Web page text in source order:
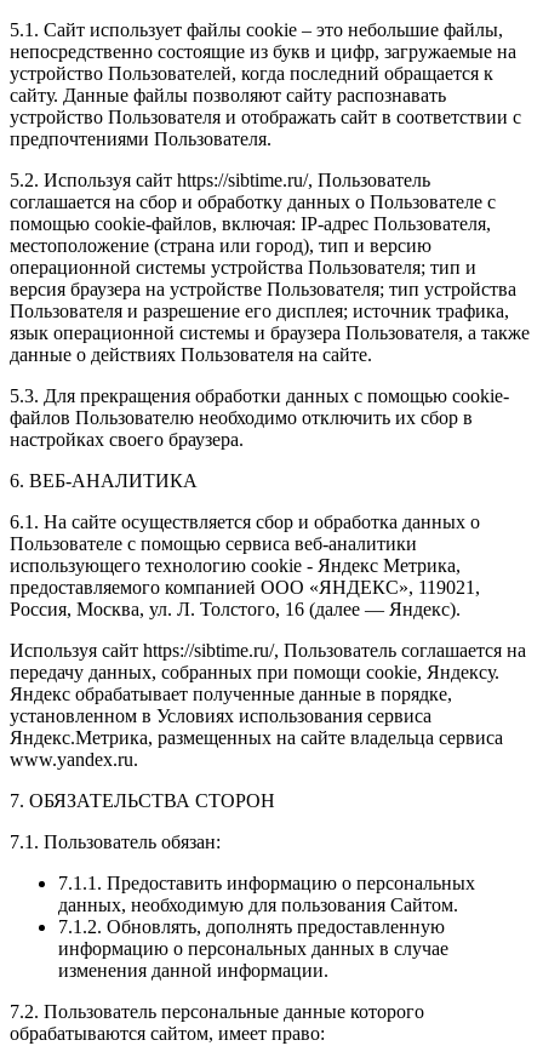
5.1. Сайт использует файлы cookie – это небольшие файлы,
непосредственно состоящие из букв и цифр, загружаемые на
устройство Пользователей, когда последний обращается к
сайту. Данные файлы позволяют сайту распознавать
устройство Пользователя и отображать сайт в соответствии с
предпочтениями Пользователя.
5.2. Используя сайт https://sibtime.ru/, Пользователь
соглашается на сбор и обработку данных о Пользователе с
помощью cookie-файлов, включая: IP-адрес Пользователя,
местоположение (страна или город), тип и версию
операционной системы устройства Пользователя; тип и
версия браузера на устройстве Пользователя; тип устройства
Пользователя и разрешение его дисплея; источник трафика,
язык операционной системы и браузера Пользователя, а также
данные о действиях Пользователя на сайте.
5.3. Для прекращения обработки данных с помощью cookie-
файлов Пользователю необходимо отключить их сбор в
настройках своего браузера.
6. ВЕБ-АНАЛИТИКА
6.1. На сайте осуществляется сбор и обработка данных о
Пользователе с помощью сервиса веб-аналитики
использующего технологию cookie - Яндекс Метрика,
предоставляемого компанией ООО «ЯНДЕКС», 119021,
Россия, Москва, ул. Л. Толстого, 16 (далее — Яндекс).
Используя сайт https://sibtime.ru/, Пользователь соглашается на
передачу данных, собранных при помощи cookie, Яндексу.
Яндекс обрабатывает полученные данные в порядке,
установленном в Условиях использования сервиса
Яндекс.Метрика, размещенных на сайте владельца сервиса
www.yandex.ru.
7. ОБЯЗАТЕЛЬСТВА СТОРОН
7.1. Пользователь обязан:
7.1.1. Предоставить информацию о персональных
данных, необходимую для пользования Сайтом.
7.1.2. Обновлять, дополнять предоставленную
информацию о персональных данных в случае
изменения данной информации.
7.2. Пользователь персональные данные которого
обрабатываются сайтом, имеет право: